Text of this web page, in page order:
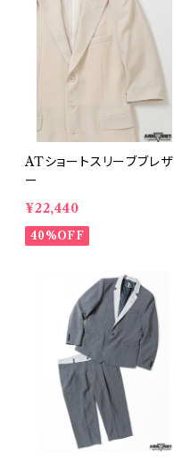
ATショートスリーブブレザ
ー
¥22,440
40%OFF